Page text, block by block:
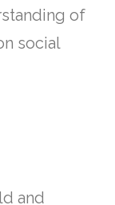
of
social
and